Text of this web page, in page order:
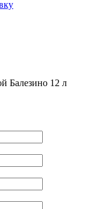
Балезино 12 л